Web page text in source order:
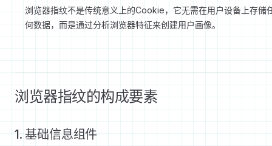
浏览器指纹不是传统意义上的Cookie，它无需在用户设备上存储
何数据，而是通过分析浏览器特征来创建用户画像。
浏览器指纹的构成要素
1. 基础信息组件